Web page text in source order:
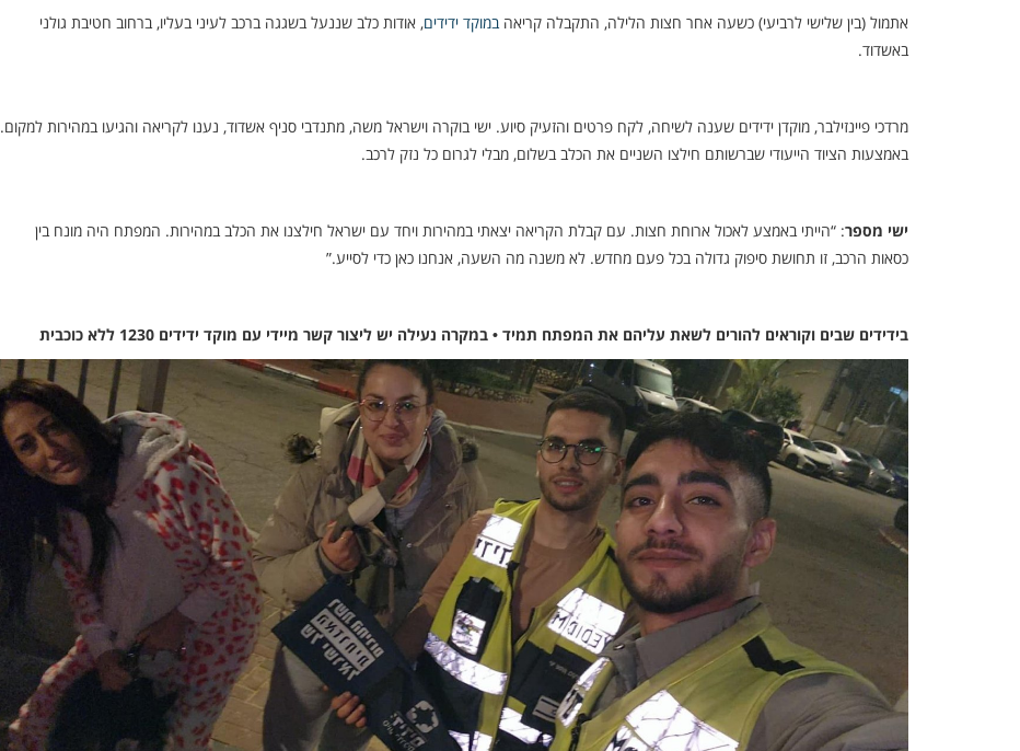
אתמול (בין שלישי לרביעי) כשעה אחר חצות הלילה, התקבלה קריאהבמוקד ידידים, אודות כלב שננעל בשגגה ברכב לעיני בעליו, ברחוב חטיבת גולני
באשדוד.
מרדכי פיינזילבר, מוקדן ידידים שענה לשיחה, לקח פרטים והזעיק סיוע. ישי בוקרה וישראל משה, מתנדבי סניף אשדוד, נענו לקריאה והגיעו במהירות למקום.
באמצעות הציוד הייעודי שברשותם חילצו השניים את הכלב בשלום, מבלי לגרום כל נזק לרכב.
ישי מספר: “הייתי באמצע לאכול ארוחת חצות. עם קבלת הקריאה יצאתי במהירות ויחד עם ישראל חילצנו את הכלב במהירות. המפתח היה מונח בין
כסאות הרכב, זו תחושת סיפוק גדולה בכל פעם מחדש. לא משנה מה השעה, אנחנו כאן כדי לסייע.”
בידידים שבים וקוראים להורים לשאת עליהם את המפתח תמיד • במקרה נעילה יש ליצור קשר מיידי עם מוקד ידידים 1230 ללא כוכבית